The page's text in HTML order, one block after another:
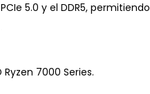
5.0 y el DDR5, permitiendo
7000 Series.